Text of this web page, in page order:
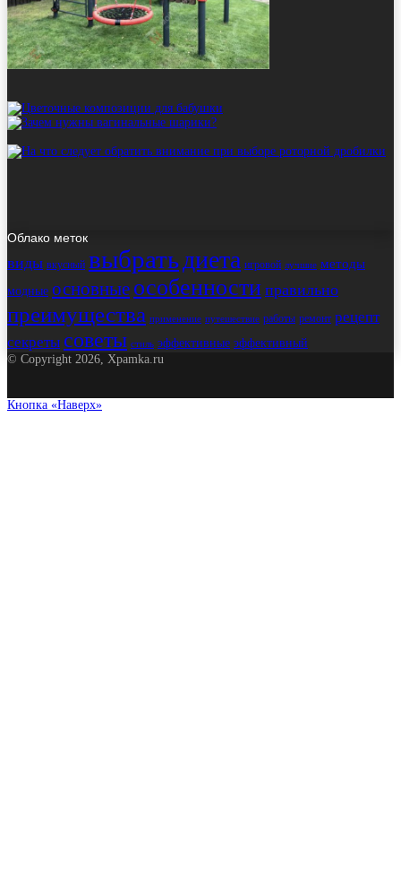
Облако меток
виды вкусный выбратьдиета игровой лучшие методы
модные основные особенности правильно
преимущества применение путешествие работы ремонт рецепт
секреты советы стиль эффективные эффективный
© Copyright 2026, Xpamka.ru
Кнопка «Наверх»